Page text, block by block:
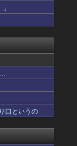
報
D...
口というの